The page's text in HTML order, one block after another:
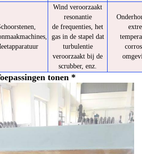
Wind veroorzaakt
resonantie
de frequenties, het
gas in de stapel dat
turbulentie
veroorzaakt bij de
scrubber, enz.
tonen *